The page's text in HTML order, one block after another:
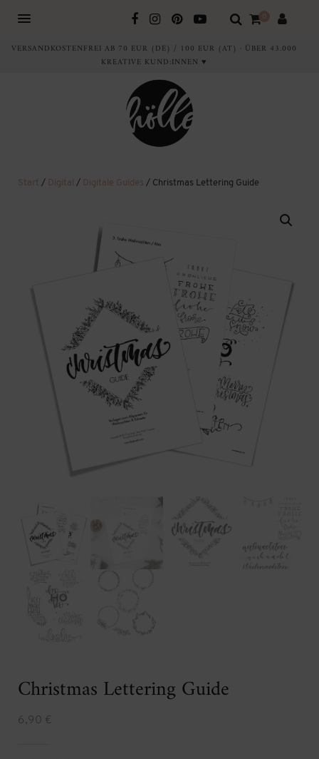
0
VERSANDKOSTENFREI AB 70 EUR (DE) / 100 EUR (AT) · ÜBER 43.000
KREATIVE KUND:INNEN ♥
Start / Digital / Digitale Guides / Christmas Lettering Guide
Christmas Lettering Guide
6,90 €